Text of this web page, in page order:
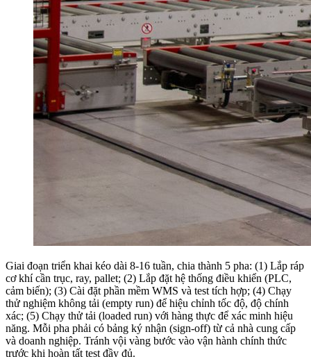
Giai đoạn triển khai kéo dài 8-16 tuần, chia thành 5 pha: (1) Lắp ráp
cơ khí cần trục, ray, pallet; (2) Lắp đặt hệ thống điều khiển (PLC,
cảm biến); (3) Cài đặt phần mềm WMS và test tích hợp; (4) Chạy
thử nghiệm không tải (empty run) để hiệu chỉnh tốc độ, độ chính
xác; (5) Chạy thử tải (loaded run) với hàng thực để xác minh hiệu
năng. Mỗi pha phải có bảng ký nhận (sign-off) từ cả nhà cung cấp
và doanh nghiệp. Tránh vội vàng bước vào vận hành chính thức
trước khi hoàn tất test đầy đủ.